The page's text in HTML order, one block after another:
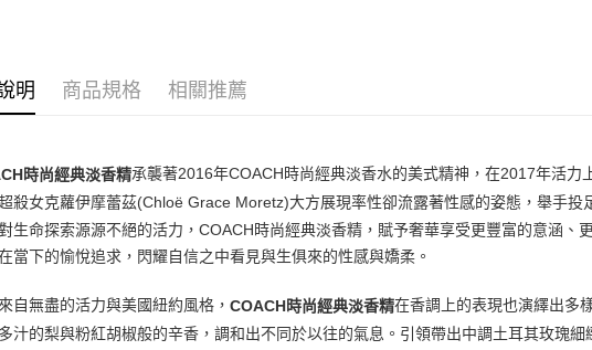
明 商品規格 相關推薦
時尚經典淡香精承襲著2016年COACH時尚經典淡香水的美式精神，在2017年活
殺女克蘿伊摩蕾茲(Chloë Grace Moretz)大方展現率性卻流露著性感的姿態，舉手投
生命探索源源不絕的活力，COACH時尚經典淡香精，賦予奢華享受更豐富的意涵、
當下的愉悅追求，閃耀自信之中看見與生俱來的性感與嬌柔。
自無盡的活力與美國紐約風格，COACH時尚經典淡香精在香調上的表現也演繹出多
汁的梨與粉紅胡椒般的辛香，調和出不同於以往的氣息。引領帶出中調土耳其玫瑰細